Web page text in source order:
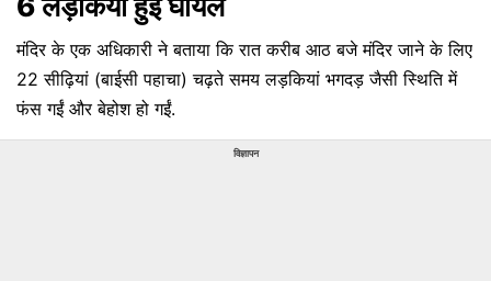
मंदिर के एक अधिकारी ने बताया कि रात करीब आठ बजे मंदिर जाने के लिए
22 सीढ़ियां (बाईसी पहाचा) चढ़ते समय लड़कियां भगदड़ जैसी स्थिति में
फंस गईं और बेहोश हो गईं.
विज्ञापन